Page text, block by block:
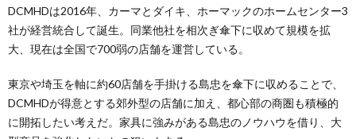
DCMHDは2016年、カーマとダイキ、ホーマックのホームセンター3
社が経営統合して誕生。同業他社を相次ぎ傘下に収めて規模を拡
大、現在は全国で700弱の店舗を運営している。
東京や埼玉を軸に約60店舗を手掛ける島忠を傘下に収めることで、
DCMHDが得意とする郊外型の店舗に加え、都心部の商圏も積極的
に開拓したい考えだ。家具に強みがある島忠のノウハウを借り、大